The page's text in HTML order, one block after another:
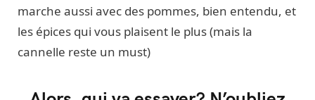
marche aussi avec des pommes, bien entendu, et
les épices qui vous plaisent le plus (mais la
cannelle reste un must)